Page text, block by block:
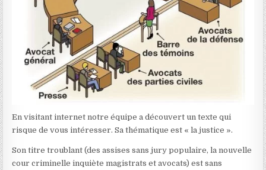
En visitant internet notre équipe a découvert un texte qui
risque de vous intéresser. Sa thématique est « la justice ».
Son titre troublant (des assises sans jury populaire, la nouvelle
cour criminelle inquiète magistrats et avocats) est sans